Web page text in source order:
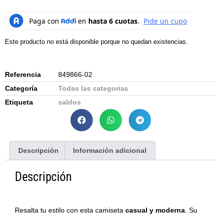
Este producto no está disponible porque no quedan existencias.
Referencia
849866-02
Categoría
Todas las categorias
Etiqueta
saldos
Descripción Información adicional
Descripción
Resalta tu estilo con esta camiseta casual y moderna . Su